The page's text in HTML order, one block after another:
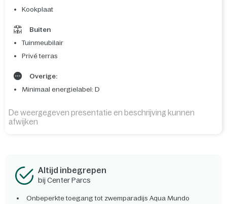
Kookplaat
Buiten
Tuinmeubilair
Privé terras
Overige:
Minimaal energielabel: D
De weergegeven presentatie en beschrijving kunnen
afwijken
Altijd inbegrepen
bij Center Parcs
Onbeperkte toegang tot zwemparadijs Aqua Mundo